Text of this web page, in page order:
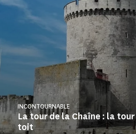
La tour de la Chaîne : la
toit
INCONTOURNABLE